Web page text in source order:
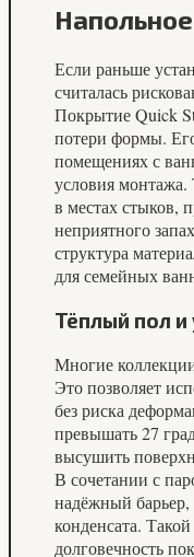
Если раньше
считалась
Покрытие Quick
потери формы.
помещениях с
условия монтажа.
в местах стыков,
неприятного
структура
для семейных
Тёплый пол
Многие
Это позволяет
без риска
превышать 27
высушить
В сочетании с
надёжный
конденсата.
долговечность